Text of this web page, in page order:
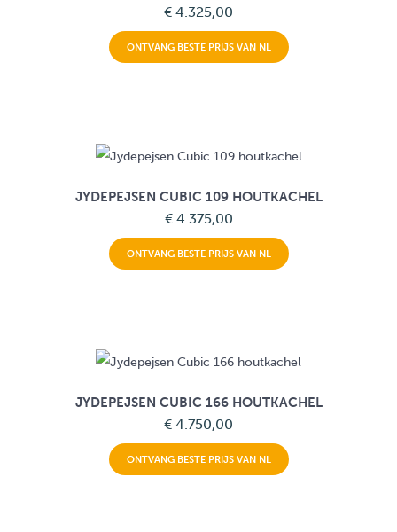
€ 4.325,00
ONTVANG BESTE PRIJS VAN NL
JYDEPEJSEN CUBIC 109 HOUTKACHEL
€ 4.375,00
ONTVANG BESTE PRIJS VAN NL
JYDEPEJSEN CUBIC 166 HOUTKACHEL
€ 4.750,00
ONTVANG BESTE PRIJS VAN NL